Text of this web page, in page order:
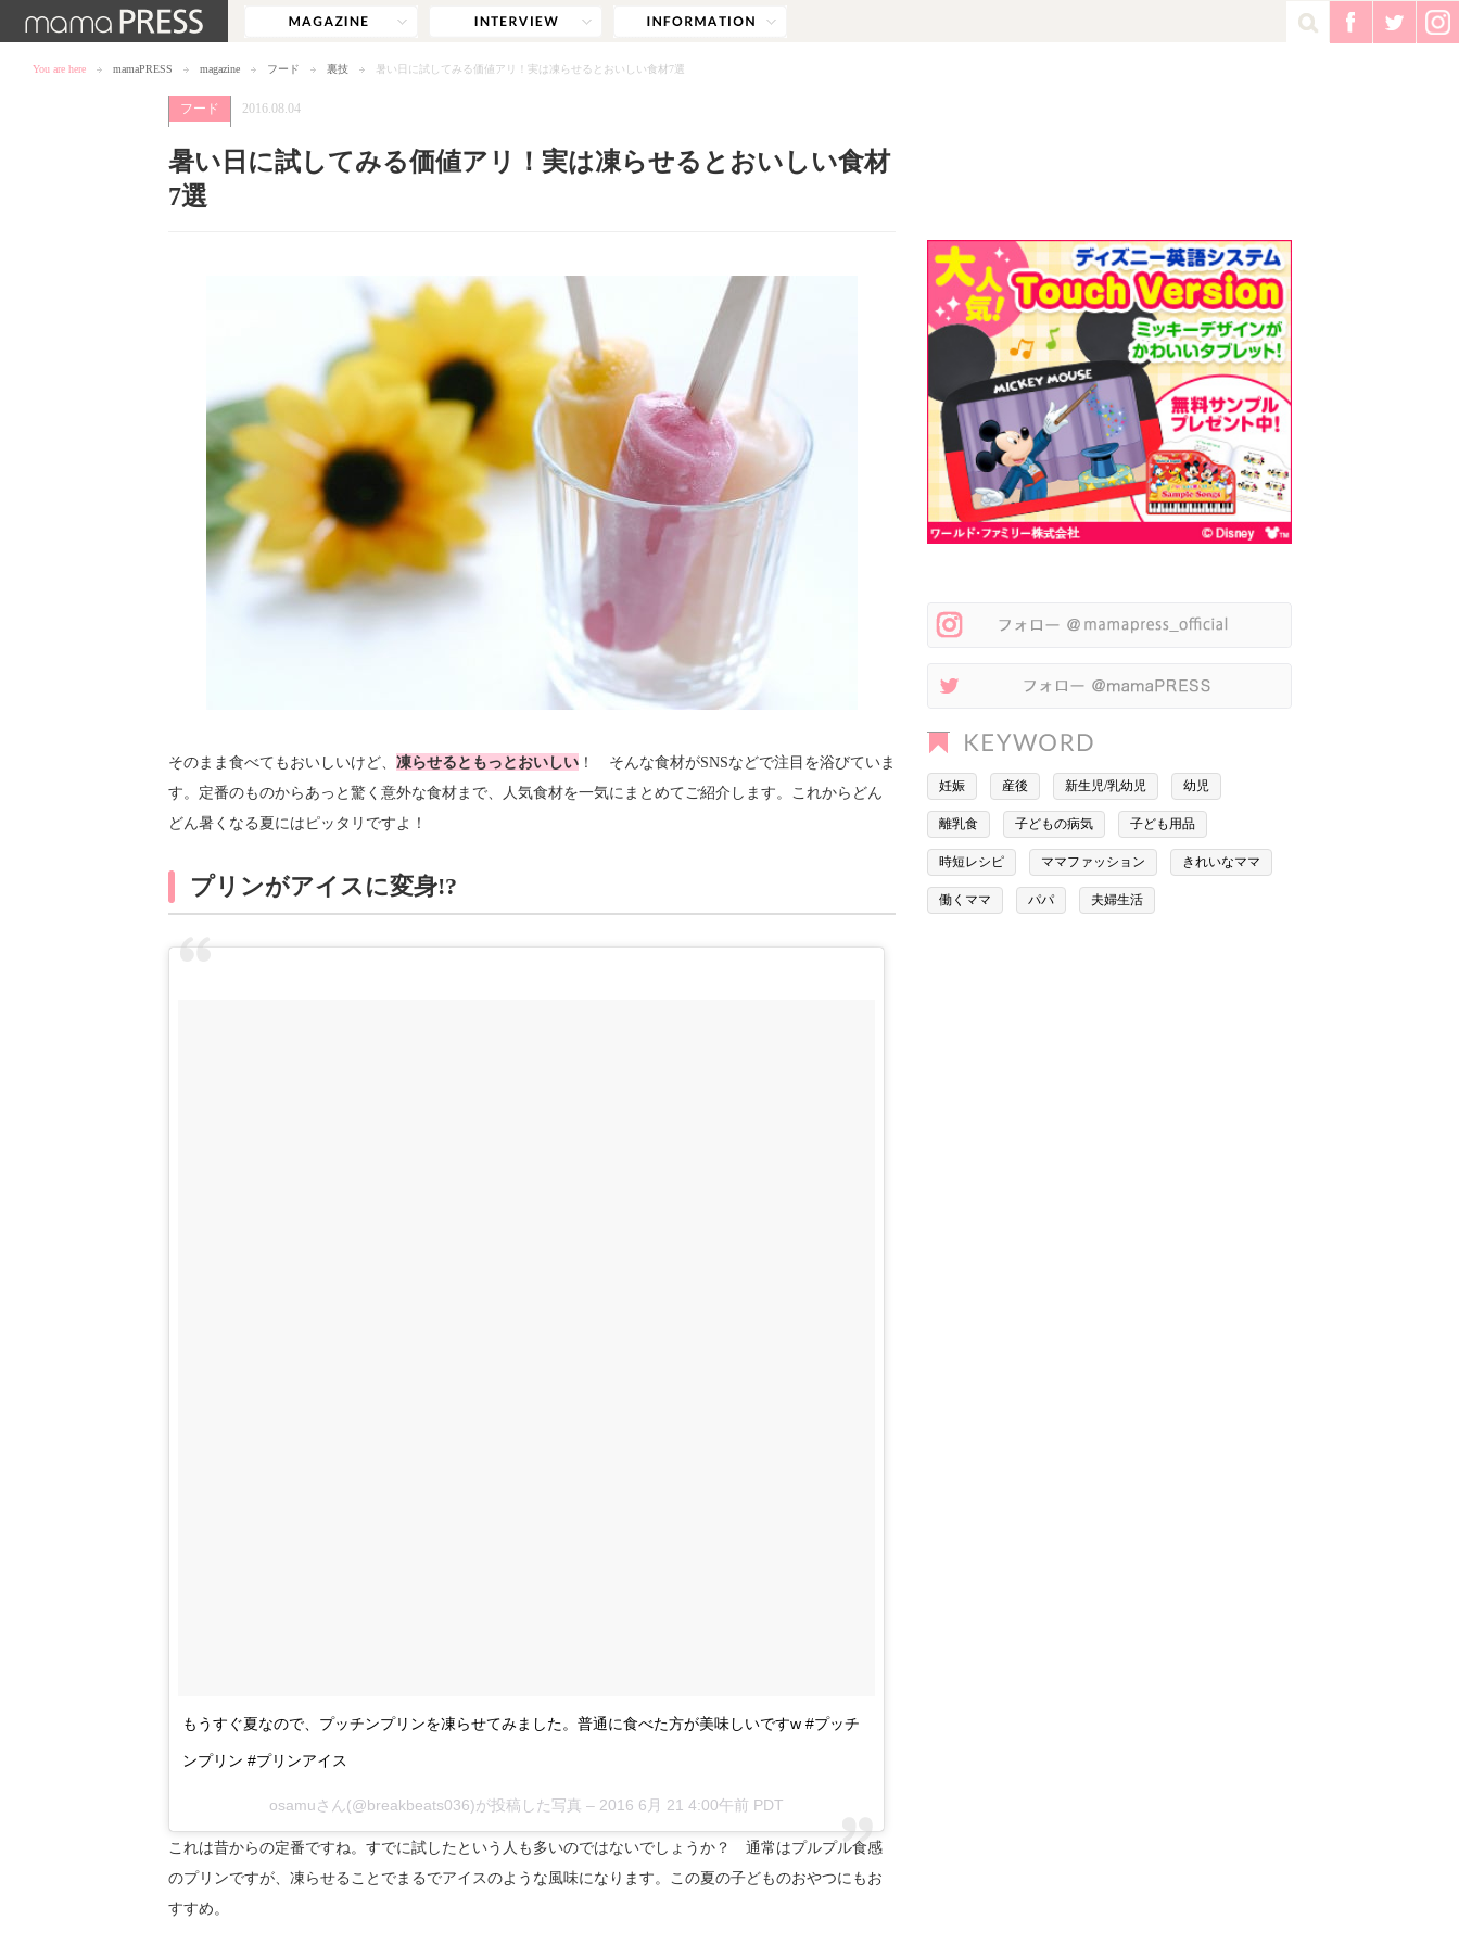
You are here mamaPRESS magazine フード 裏技 暑い日に試してみる価値アリ！実は凍らせるとおいしい食材7選
フード 2016.08.04
暑い日に試してみる価値アリ！実は凍らせるとおいしい食材
7選
そのまま食べてもおいしいけど、 凍らせるともっとおいしい！ そんな食材がSNSなどで注目を浴びていま
す。定番のものからあっと驚く意外な食材まで、人気食材を一気にまとめてご紹介します。これからどん
どん暑くなる夏にはピッタリですよ！
プリンがアイスに変身!?
もうすぐ夏なので、プッチンプリンを凍らせてみました。普通に食べた方が美味しいですw #プッチ
ンプリン #プリンアイス
osamuさん(@breakbeats036)が投稿した写真 – 2016 6月 21 4:00午前 PDT
これは昔からの定番ですね。すでに試したという人も多いのではないでしょうか？ 通常はプルプル食感
のプリンですが、凍らせることでまるでアイスのような風味になります。この夏の子どものおやつにもお
すすめ。
妊娠 産後 新生児/乳幼児 幼児
離乳食 子どもの病気 子ども用品
時短レシピ ママファッション きれいなママ
働くママ パパ 夫婦生活